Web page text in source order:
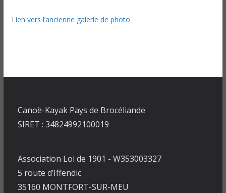
Lien vers l’ancienne galerie de photo
Canoë-Kayak Pays de Brocéliande
SIRET : 34824992100019
Association Loi de 1901 - W353003327
5 route d’Iffendic
35160 MONTFORT-SUR-MEU